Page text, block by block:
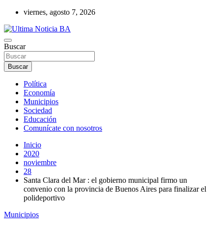
Saltar
contenido
viernes, agosto 7, 2026
Ultima Noticia BA
Últimas noticias de la provincia de Buenos Aires y del partido de La
Matanza en nuestro portal de noticias. Mantente informado sobre
política, economía, sociedad y mucho más.
Buscar
Buscar
Política
Economía
Municipios
Sociedad
Educación
Comunícate con nosotros
Inicio
2020
noviembre
28
Santa Clara del Mar : el gobierno municipal firmo un
convenio con la provincia de Buenos Aires para finalizar el
polideportivo
Municipios